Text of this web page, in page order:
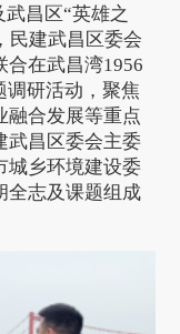
昌区“英雄之
民建武昌区委会
合在武昌湾1956
调研活动，聚焦
融合发展等重点
武昌区委会主委
城乡环境建设委
全志及课题组成